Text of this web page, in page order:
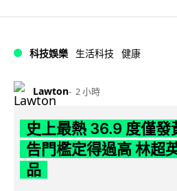
科技娛樂 生活科技 健康
Lawton 2 小時
史上最熱 36.9 度僅發
告門檻定得過高 林超
品